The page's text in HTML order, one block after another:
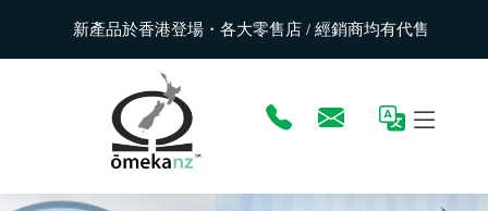
新產品於香港登場・各大零售店 / 經銷商均有代售